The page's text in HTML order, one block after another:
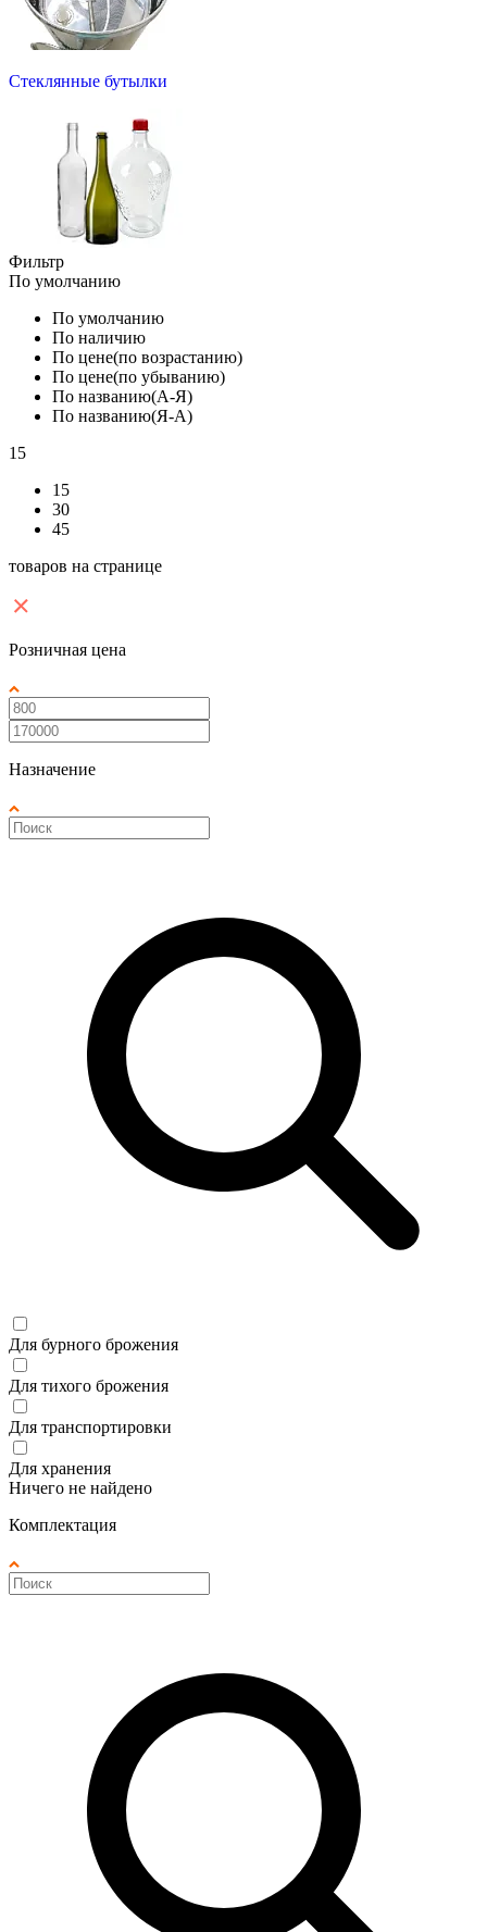
Стеклянные бутылки
Фильтр
По умолчанию
По умолчанию
По наличию
По цене(по возрастанию)
По цене(по убыванию)
По названию(А-Я)
По названию(Я-А)
15
15
30
45
товаров на странице
Розничная цена
Назначение
Для бурного брожения
Для тихого брожения
Для транспортировки
Для хранения
Ничего не найдено
Комплектация